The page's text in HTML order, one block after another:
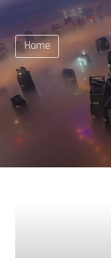
Home